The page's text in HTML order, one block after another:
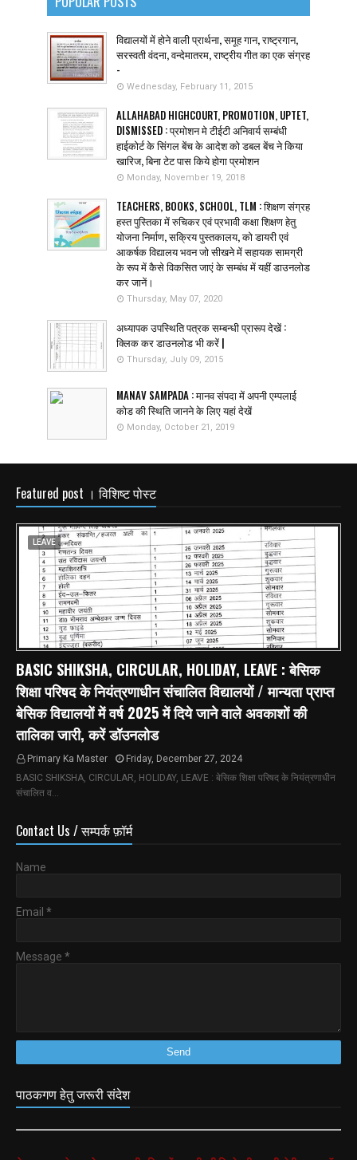
विद्यालयों में होने वाली प्रार्थना, समूह गान, राष्ट्रगान,
सरस्वती वंदना, वन्देमातरम, राष्ट्रीय गीत का एक संग्रह
-
Wednesday, February 11, 2015
ALLAHABAD HIGHCOURT, PROMOTION, UPTET,
DISMISSED : प्रमोशन मे टीईटी अनिवार्य सम्बंधी
हाईकोर्ट के सिंगल बेंच के आदेश को डबल बेंच ने किया
खारिज, बिना टेट पास किये होगा प्रमोशन
Monday, November 19, 2018
TEACHERS, BOOKS, SCHOOL, TLM : शिक्षण संग्रह
हस्त पुस्तिका में रुचिकर एवं प्रभावी कक्षा शिक्षण हेतु
योजना निर्माण, सक्रिय पुस्तकालय, को डायरी एवं
आकर्षक विद्यालय भवन जो सीखने में सहायक सामग्री
के रूप में कैसे विकसित जाएं के सम्बंध में यहीं डाउनलोड
कर जानें।
Thursday, May 07, 2020
अध्यापक उपस्थिति पत्रक सम्बन्धी प्रारूप देखें :
क्लिक कर डाउनलोड भी करें |
Thursday, July 09, 2015
MANAV SAMPADA : मानव संपदा में अपनी एम्पलाई
कोड की स्थिति जानने के लिए यहां देखें
Monday, October 21, 2019
Featured post । विशिष्ट पोस्ट
LEAVE
BASIC SHIKSHA, CIRCULAR, HOLIDAY, LEAVE : बेसिक
शिक्षा परिषद के नियंत्रणाधीन संचालित विद्यालयों / मान्यता प्राप्त
बेसिक विद्यालयों में वर्ष 2025 में दिये जाने वाले अवकाशों की
तालिका जारी, करें डॉउनलोड
Primary Ka Master
Friday, December 27, 2024
BASIC SHIKSHA, CIRCULAR, HOLIDAY, LEAVE : बेसिक शिक्षा परिषद के नियंत्रणाधीन
संचालित व…
Contact Us / सम्पर्क फ़ॉर्म
Name
Email *
Message *
पाठकगण हेतु जरूरी संदेश